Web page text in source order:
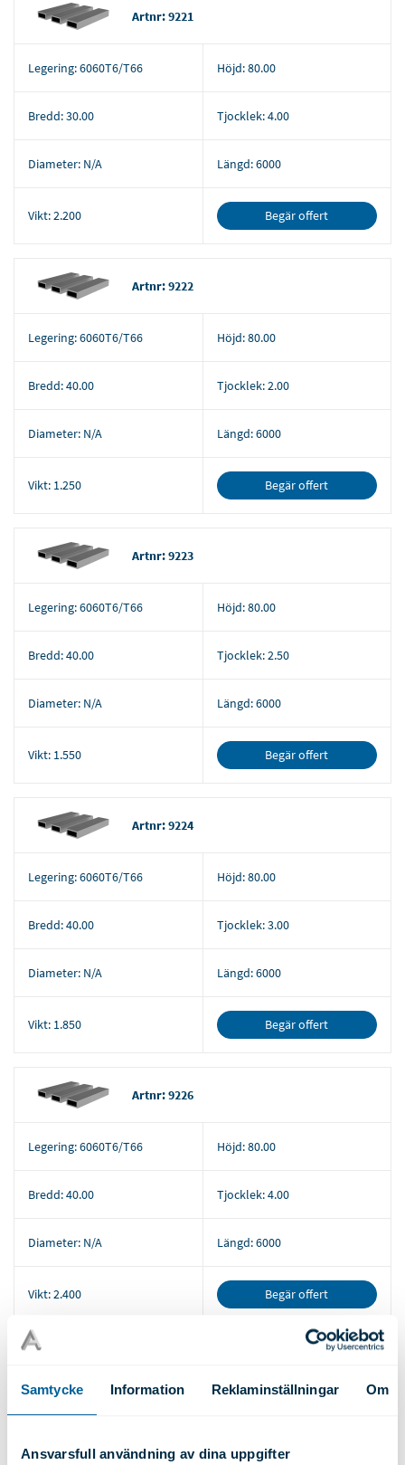
Samtycke Information Reklaminställningar Om
Ansvarsfull användning av dina uppgifter
Artnr: 9221
Legering:6060T6/T66 Höjd:80.00
Bredd:30.00 Tjocklek:4.00
Diameter: N/A Längd:6000
Vikt:2.200 Begär offert
Artnr: 9222
Legering:6060T6/T66 Höjd:80.00
Bredd:40.00 Tjocklek:2.00
Diameter: N/A Längd:6000
Vikt: 1.250 Begär offert
Artnr: 9223
Legering:6060T6/T66 Höjd:80.00
Bredd:40.00 Tjocklek:2.50
Diameter: N/A Längd:6000
Vikt: 1.550 Begär offert
Artnr: 9224
Legering:6060T6/T66 Höjd:80.00
Bredd:40.00 Tjocklek:3.00
Diameter: N/A Längd:6000
Vikt: 1.850 Begär offert
Artnr: 9226
Legering:6060T6/T66 Höjd:80.00
Bredd:40.00 Tjocklek:4.00
Diameter: N/A Längd:6000
Vikt:2.400 Begär offert
Legering:6060T6/T66